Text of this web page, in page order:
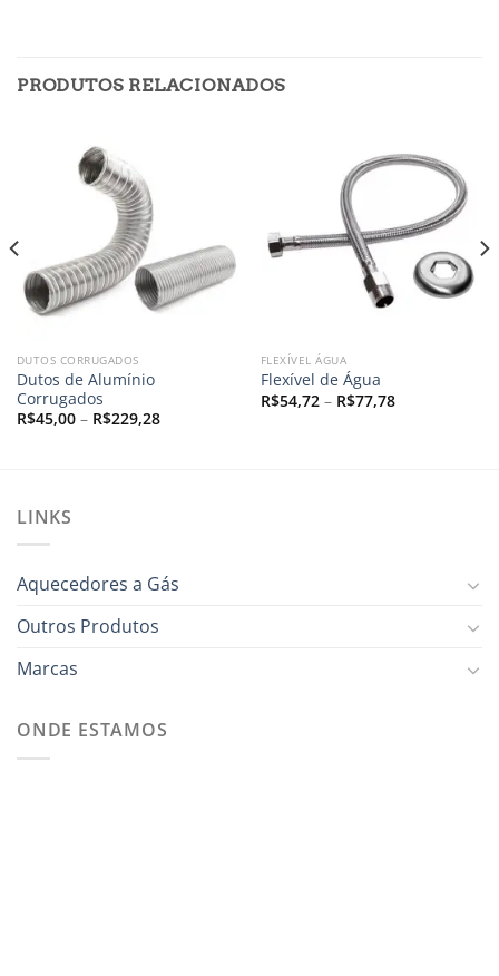
PRODUTOS RELACIONADOS
DUTOS CORRUGADOS
Dutos de Alumínio
Corrugados
R$45,00 – R$229,28Price
range:
FLEXÍVEL ÁGUA
Flexível de Água
R$54,72 – R$77,78Price
range:
LINKS
Aquecedores a Gás
Outros Produtos
Marcas
ONDE ESTAMOS